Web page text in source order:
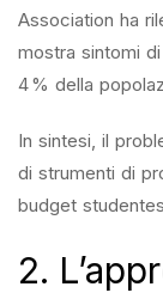
Association ha
mostra sintomi
4 % della
In sintesi, il
di strumenti di
budget
2.